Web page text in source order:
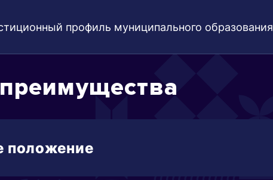
профиль муниципального образования
положение